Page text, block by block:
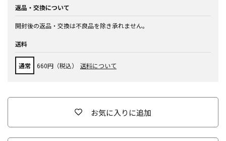
返品・交換について
開封後の返品・交換は不良品を除き承れません。
送料
通常 660円（税込） 送料について
お気に入りに追加